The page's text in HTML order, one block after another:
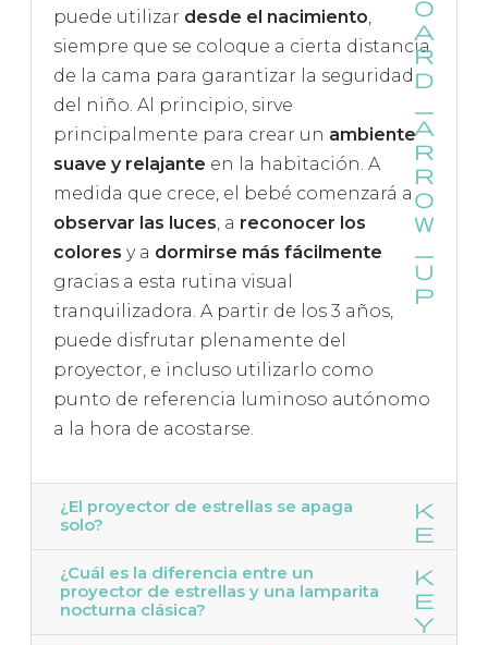
puede utilizar desde el nacimiento,
siempre que se coloque a cierta distancia
de la cama para garantizar la seguridad
del niño. Al principio, sirve
principalmente para crear un ambiente
suave y relajante en la habitación. A
medida que crece, el bebé comenzará a
observar las luces, a reconocer los
colores y a dormirse más fácilmente
gracias a esta rutina visual
tranquilizadora. A partir de los 3 años,
puede disfrutar plenamente del
proyector, e incluso utilizarlo como
punto de referencia luminoso autónomo
a la hora de acostarse.
¿El proyector de estrellas se apaga
solo?
¿Cuál es la diferencia entre un
proyector de estrellas y una lamparita
nocturna clásica?